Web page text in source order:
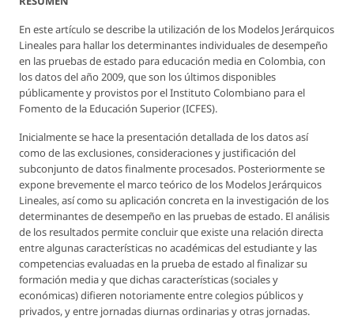
En este artículo se describe la utilización de los Modelos Jerárquicos
Lineales para hallar los determinantes individuales de desempeño
en las pruebas de estado para educación media en Colombia, con
los datos del año 2009, que son los últimos disponibles
públicamente y provistos por el Instituto Colombiano para el
Fomento de la Educación Superior (ICFES).
Inicialmente se hace la presentación detallada de los datos así
como de las exclusiones, consideraciones y justificación del
subconjunto de datos finalmente procesados. Posteriormente se
expone brevemente el marco teórico de los Modelos Jerárquicos
Lineales, así como su aplicación concreta en la investigación de los
determinantes de desempeño en las pruebas de estado. El análisis
de los resultados permite concluir que existe una relación directa
entre algunas características no académicas del estudiante y las
competencias evaluadas en la prueba de estado al finalizar su
formación media y que dichas características (sociales y
económicas) difieren notoriamente entre colegios públicos y
privados, y entre jornadas diurnas ordinarias y otras jornadas.